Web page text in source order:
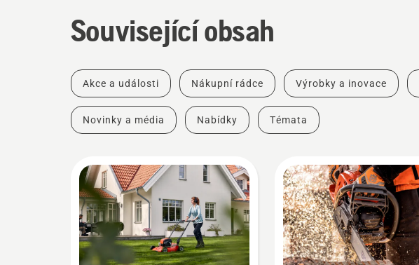
Související obsah
Akce a události Nákupní rádce Výrobky a inovace
Novinky a média Nabídky Témata